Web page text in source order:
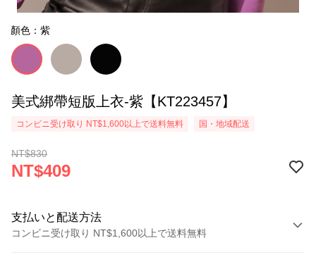
顏色：紫
美式綁帶短版上衣-紫【KT223457】
コンビニ受け取り NT$1,600以上で送料無料 国・地域配送
NT$830
NT$409
支払いと配送方法
コンビニ受け取り NT$1,600以上で送料無料